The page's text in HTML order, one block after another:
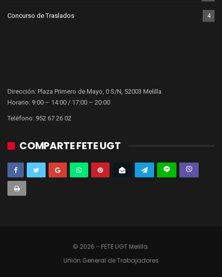
Concurso de Traslados 4
Dirección: Plaza Primero de Mayo, 0 S/N, 52003 Melilla
Horario: 9:00 – 14:00 / 17:00 – 20:00
Teléfono: 952 67 26 02
COMPARTE FETE UGT
© 2026 - FETE UGT Melilla.
Unión General de Trabajadores